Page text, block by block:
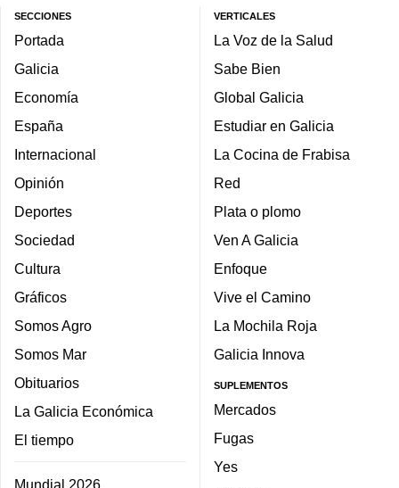
SECCIONES
Portada
Galicia
Economía
España
Internacional
Opinión
Deportes
Sociedad
Cultura
Gráficos
Somos Agro
Somos Mar
Obituarios
La Galicia Económica
El tiempo
Mundial 2026
VERTICALES
La Voz de la Salud
Sabe Bien
Global Galicia
Estudiar en Galicia
La Cocina de Frabisa
Red
Plata o plomo
Ven A Galicia
Enfoque
Vive el Camino
La Mochila Roja
Galicia Innova
SUPLEMENTOS
Mercados
Fugas
Yes